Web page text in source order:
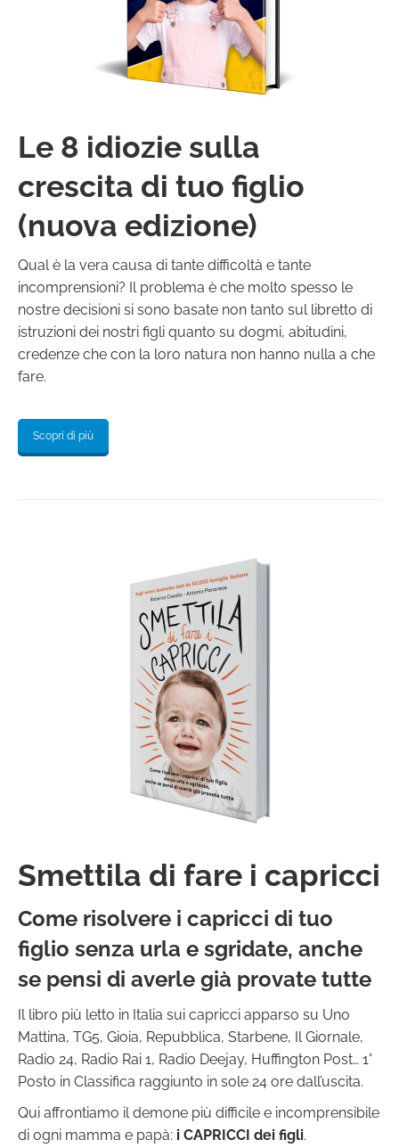
Le 8 idiozie sulla
crescita di tuo figlio
(nuova edizione)
Qual è la vera causa di tante difficoltà e tante
incomprensioni? Il problema è che molto spesso le
nostre decisioni si sono basate non tanto sul libretto di
istruzioni dei nostri figli quanto su dogmi, abitudini,
credenze che con la loro natura non hanno nulla a che
fare.
Scopri di più
Smettila di fare i capricci
Come risolvere i capricci di tuo
figlio senza urla e sgridate, anche
se pensi di averle già provate tutte
Il libro più letto in Italia sui capricci apparso su Uno
Mattina, TG5, Gioia, Repubblica, Starbene, Il Giornale,
Radio 24, Radio Rai 1, Radio Deejay, Huffington Post… 1°
Posto in Classifica raggiunto in sole 24 ore dall’uscita.
Qui affrontiamo il demone più difficile e incomprensibile
di ogni mamma e papà: i CAPRICCI dei figli.